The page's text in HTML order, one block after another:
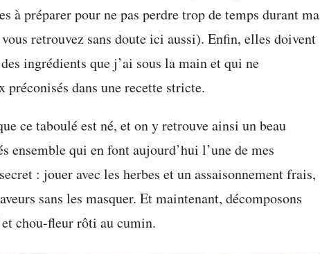
à préparer pour ne pas perdre trop de temps durant ma
retrouvez sans doute ici aussi). Enfin, elles doivent
ingrédients que j’ai sous la main et qui ne
préconisés dans une recette stricte.
ce taboulé est né, et on y retrouve ainsi un beau
ensemble qui en font aujourd’hui l’une de mes
: jouer avec les herbes et un assaisonnement frais,
sans les masquer. Et maintenant, décomposons
chou-fleur rôti au cumin.